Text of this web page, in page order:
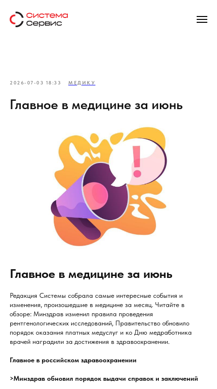
2026-07-03 18:33 МЕДИКУ
Главное в медицине за июнь
Главное в медицине за июнь
Редакция Системы собрала самые интересные события и
изменения, произошедшие в медицине за месяц. Читайте в
обзоре: Минздрав изменил правила проведения
рентгенологических исследований, Правительство обновило
порядок оказания платных медуслуг и ко Дню медработника
врачей наградили за достижения в здравоохранении.
Главное в российском здравоохранении
>Минздрав обновил порядок выдачи справок и заключений